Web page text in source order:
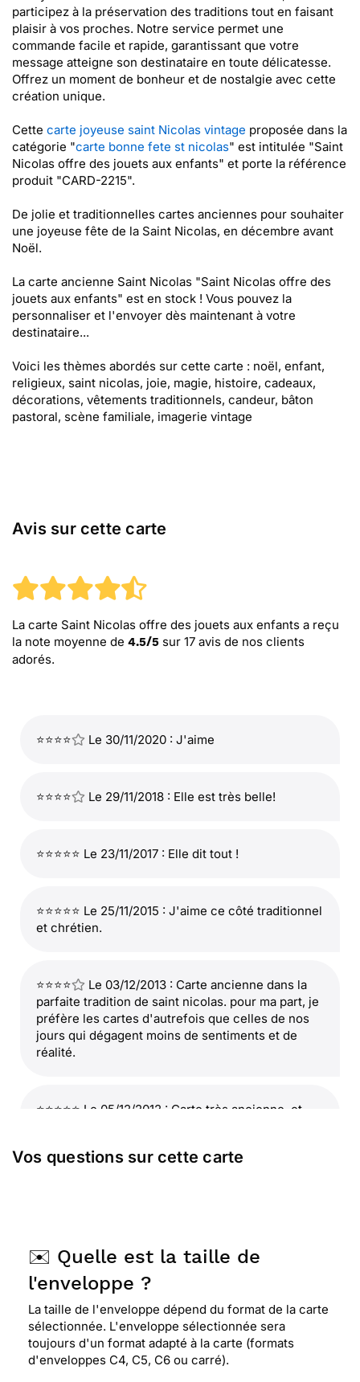
participez à la préservation des traditions tout en faisant
plaisir à vos proches. Notre service permet une
commande facile et rapide, garantissant que votre
message atteigne son destinataire en toute délicatesse.
Offrez un moment de bonheur et de nostalgie avec cette
création unique.
Cette carte joyeuse saint Nicolas vintage proposée dans la
catégorie "carte bonne fete st nicolas" est intitulée "Saint
Nicolas offre des jouets aux enfants" et porte la référence
produit "CARD-2215".
De jolie et traditionnelles cartes anciennes pour souhaiter
une joyeuse fête de la Saint Nicolas, en décembre avant
Noël.
La carte ancienne Saint Nicolas "Saint Nicolas offre des
jouets aux enfants" est en stock ! Vous pouvez la
personnaliser et l'envoyer dès maintenant à votre
destinataire...
Voici les thèmes abordés sur cette carte : noël, enfant,
religieux, saint nicolas, joie, magie, histoire, cadeaux,
décorations, vêtements traditionnels, candeur, bâton
pastoral, scène familiale, imagerie vintage
Avis sur cette carte
La carte Saint Nicolas offre des jouets aux enfants a reçu
la note moyenne de 4.5/5 sur 17 avis de nos clients
adorés.
⭐⭐⭐⭐ Le 30/11/2020 : J'aime
⭐⭐⭐⭐ Le 29/11/2018 : Elle est très belle!
⭐⭐⭐⭐⭐ Le 23/11/2017 : Elle dit tout !
⭐⭐⭐⭐⭐ Le 25/11/2015 : J'aime ce côté traditionnel
et chrétien.
⭐⭐⭐⭐
Le 03/12/2013 : Carte ancienne dans la
parfaite tradition de saint nicolas. pour ma part, je
préfère les cartes d'autrefois que celles de nos
jours qui dégagent moins de sentiments et de
réalité.
⭐⭐⭐⭐⭐ Le 05/12/2012 : Carte très ancienne, et
trouve plus ce genre de carte dans certaines
régions. merci
Vos questions sur cette carte
✉️ Quelle est la taille de
l'enveloppe ?
La taille de l'enveloppe dépend du format de la carte
sélectionnée. L'enveloppe sélectionnée sera
toujours d'un format adapté à la carte (formats
d'enveloppes C4, C5, C6 ou carré).